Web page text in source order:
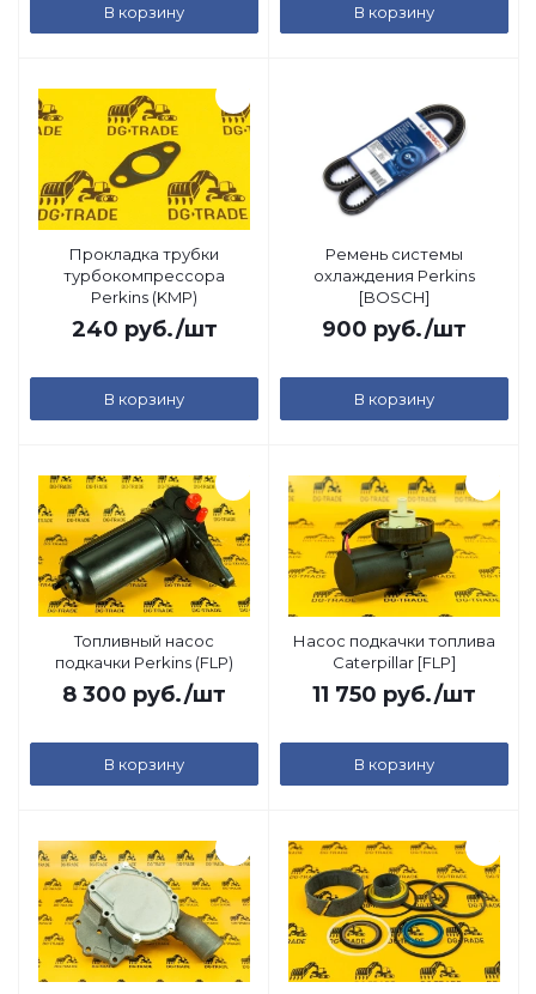
В корзину В корзину
Прокладка трубки
турбокомпрессора
Perkins (KMP)
240 руб./шт
В корзину
Ремень системы
охлаждения Perkins
[BOSCH]
900 руб./шт
В корзину
Топливный насос
подкачки Perkins (FLP)
8 300 руб./шт
В корзину
Насос подкачки топлива
Caterpillar [FLP]
11 750 руб./шт
В корзину